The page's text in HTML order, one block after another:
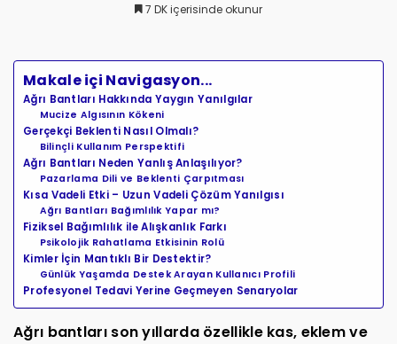
7 DK içerisinde okunur
Makale içi Navigasyon...
Ağrı Bantları Hakkında Yaygın Yanılgılar
Mucize Algısının Kökeni
Gerçekçi Beklenti Nasıl Olmalı?
Bilinçli Kullanım Perspektifi
Ağrı Bantları Neden Yanlış Anlaşılıyor?
Pazarlama Dili ve Beklenti Çarpıtması
Kısa Vadeli Etki – Uzun Vadeli Çözüm Yanılgısı
Ağrı Bantları Bağımlılık Yapar mı?
Fiziksel Bağımlılık ile Alışkanlık Farkı
Psikolojik Rahatlama Etkisinin Rolü
Kimler İçin Mantıklı Bir Destektir?
Günlük Yaşamda Destek Arayan Kullanıcı Profili
Profesyonel Tedavi Yerine Geçmeyen Senaryolar
Ağrı bantları son yıllarda özellikle kas, eklem ve